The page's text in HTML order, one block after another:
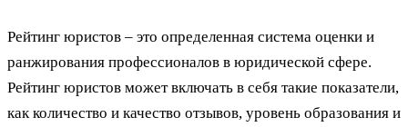
Рейтинг юристов – это определенная система оценки и
ранжирования профессионалов в юридической сфере.
Рейтинг юристов может включать в себя такие показатели,
как количество и качество отзывов, уровень образования и